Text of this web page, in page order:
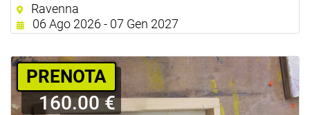
Ravenna
06 Ago 2026 - 07 Gen 2027
PRENOTA
160.00 €